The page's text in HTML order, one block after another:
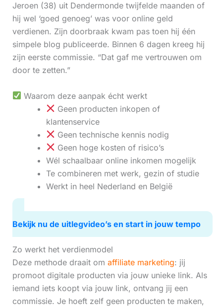
Jeroen (38) uit Dendermonde twijfelde maanden of
hij wel ‘goed genoeg’ was voor online geld
verdienen. Zijn doorbraak kwam pas toen hij één
simpele blog publiceerde. Binnen 6 dagen kreeg hij
zijn eerste commissie. “Dat gaf me vertrouwen om
door te zetten.”
Waarom deze aanpak écht werkt
Geen producten inkopen of
klantenservice
Geen technische kennis nodig
Geen hoge kosten of risico’s
Wél schaalbaar online inkomen mogelijk
Te combineren met werk, gezin of studie
Werkt in heel Nederland en België
Bekijk nu de uitlegvideo’s en start in jouw tempo
Zo werkt het verdienmodel
Deze methode draait om affiliate marketing: jij
promoot digitale producten via jouw unieke link. Als
iemand iets koopt via jouw link, ontvang jij een
commissie. Je hoeft zelf geen producten te maken,